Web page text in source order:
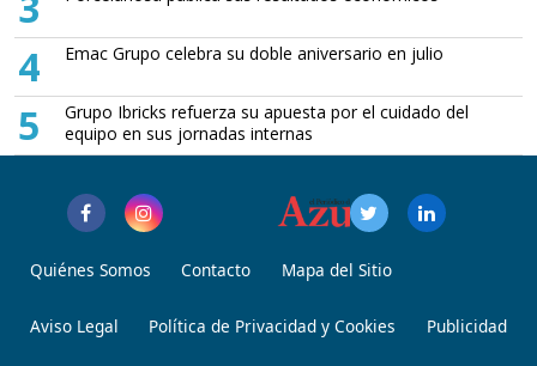
4 Emac Grupo celebra su doble aniversario en julio
5
Grupo Ibricks refuerza su apuesta por el cuidado del
equipo en sus jornadas internas
Quiénes Somos Contacto Mapa del Sitio
Aviso Legal Política de Privacidad y Cookies Publicidad